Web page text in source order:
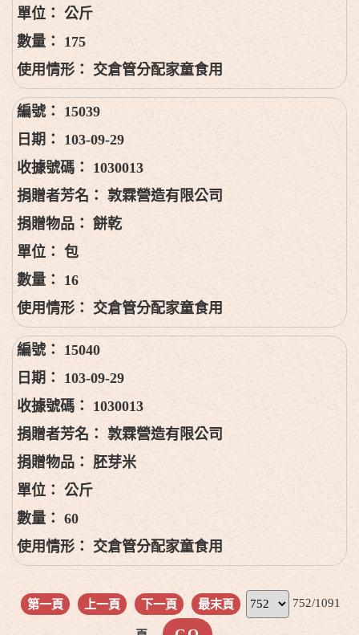
公斤
175
交倉管分配家童食用
15039
103-09-29
1030013
敦霖營造有限公司
餅乾
包
16
交倉管分配家童食用
15040
103-09-29
1030013
敦霖營造有限公司
胚芽米
公斤
60
交倉管分配家童食用
第一頁 上一頁 下一頁 最末頁 752/1091